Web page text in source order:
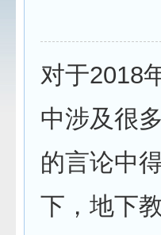
对于2018
中涉及很
的言论中
下，地下